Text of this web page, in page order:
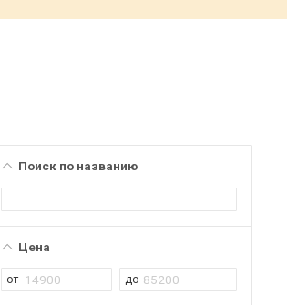
Поиск по названию
Цена